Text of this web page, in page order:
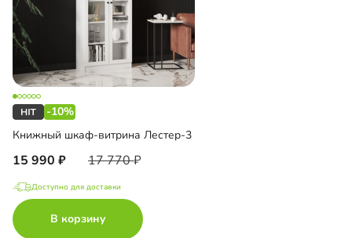
-10%
Книжный шкаф-витрина Лестер-3
15 990 17 770
Доступно для доставки
В корзину